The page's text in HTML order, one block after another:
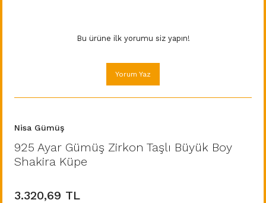
Bu ürüne ilk yorumu siz yapın!
Yorum Yaz
Nisa Gümüş
925 Ayar Gümüş Zirkon Taşlı Büyük Boy
Shakira Küpe
3.320,69 TL